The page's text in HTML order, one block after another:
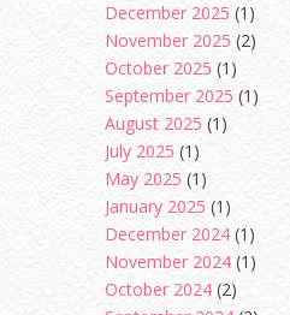
December 2025 (1)
November 2025 (2)
October 2025 (1)
September 2025 (1)
August 2025 (1)
July 2025 (1)
May 2025 (1)
January 2025 (1)
December 2024 (1)
November 2024 (1)
October 2024 (2)